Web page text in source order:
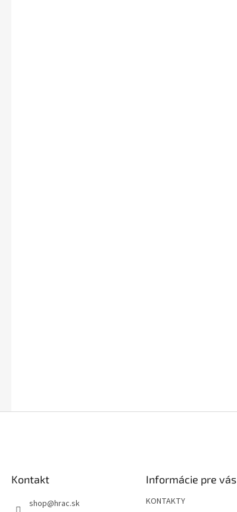
Kontakt
shop@hrac.sk
Informácie pre vás
KONTAKTY